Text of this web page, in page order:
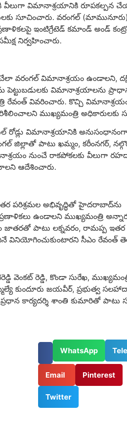
వీలుగా విమానాశ్ర‌యానికి రూప‌క‌ల్ప‌న
సూచించారు. వ‌రంగ‌ల్ (మామునూరు)
ఇంటిగ్రేటెడ్ కమాండ్ అండ్
నిర్వ‌హించారు.
వ‌రంగ‌ల్ విమానాశ్ర‌యం ఉండాల‌ని,
విమానాశ్ర‌యాలను
రేవంత్ వివరించారు. కొచ్చి
ముఖ్య‌మంత్రి అధికారుల‌కు
రోడ్లు విమానాశ్ర‌యానికి
జిల్లాతో పాటు ఖ‌మ్మం, క‌రీంన‌గ‌ర్‌,
నుంచే రాక‌పోక‌లకు వీలుగా
ఆదేశించారు.
ప‌రిశ్ర‌మ‌ల అభివృద్ధితో హైద‌రాబాద్‌ను
ఉండాల‌ని ముఖ్యమంత్రి
పాటు ల‌క్న‌వ‌రం, రామ‌ప్ప ఇత‌ర
వినియోగించుకుంటార‌ని సీఎం రేవంత్
వెంకట్ రెడ్డి, కొండా సురేఖ,
కుందూరు జయవీర్, ప్ర‌భుత్వ
ప్ర‌ధాన కార్య‌ద‌ర్శి శాంతి కుమారితో పాటు
WhatsApp
Email Pinterest
Twitter